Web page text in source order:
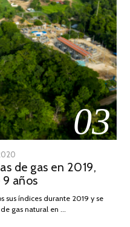
03
DE
JULIO
2025
de gas en 2019,
años
sus índices durante 2019 y se
gas natural en …